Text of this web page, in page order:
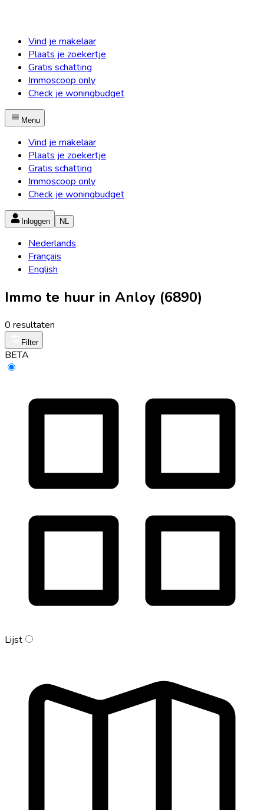
Vind je makelaar
Plaats je zoekertje
Gratis schatting
Immoscoop only
Check je woningbudget
Menu
Vind je makelaar
Plaats je zoekertje
Gratis schatting
Immoscoop only
Check je woningbudget
Inloggen NL
Nederlands
Français
English
Immo te huur in Anloy (6890)
0 resultaten
Filter
BETA
Lijst